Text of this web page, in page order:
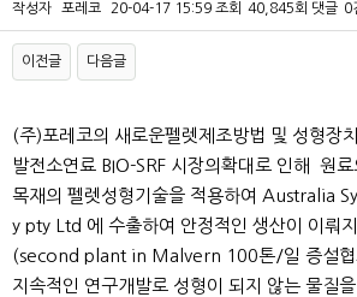
작성자 포레코 20-04-17 15:59 조회 40,845회 댓글 0
이전글 다음글
(주)포레코의 새로운펠렛제조방법 및 성형장
발전소연료 BIO-SRF 시장의확대로 인해 원료
목재의 펠렛성형기술을 적용하여 Australia
y pty Ltd 에 수출하여 안정적인 생산이 이뤄
(second plant in Malvern 100톤/일 증설협
지속적인 연구개발로 성형이 되지 않는 물질